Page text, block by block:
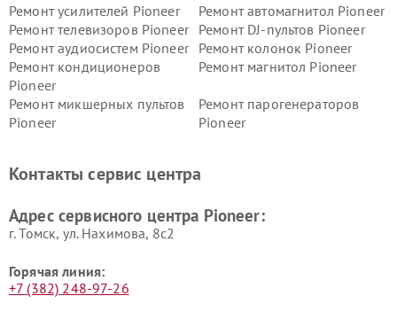
Ремонт усилителей Pioneer
Ремонт автомагнитол Pioneer
Ремонт телевизоров Pioneer
Ремонт DJ-пультов Pioneer
Ремонт аудиосистем Pioneer
Ремонт колонок Pioneer
Ремонт кондиционеров
Pioneer
Ремонт магнитол Pioneer
Ремонт микшерных пультов
Pioneer
Ремонт парогенераторов
Pioneer
Контакты сервис центра
Адрес сервисного центра Pioneer:
г. Томск, ул. Нахимова, 8с2
Горячая линия:
+7 (382) 248-97-26